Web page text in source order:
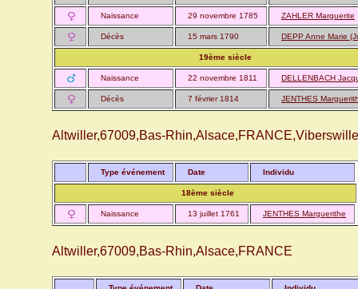
Naissance 29 novembre 1785 ZAHLER Marguerite
Décès 15 mars 1790 DEPP Anne Marie
19ème siècle
Naissance 22 novembre 1811 DELLENBACH
Décès 7 février 1814 JENTHES
Altwiller,67009,Bas-
Type événement Date Individu
18ème siècle
Naissance 13 juillet 1761 JENTHES Marguerithe
Altwiller,67009,Bas-Rhin,Alsace,FRANCE